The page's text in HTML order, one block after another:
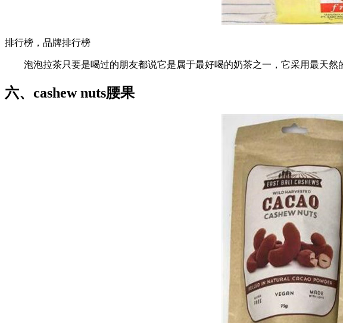
排行榜，品牌排行榜
泡泡拉茶只要是喝过的朋友都说它是属于最好喝的奶茶之一，它采用最天然
六、cashew nuts腰果